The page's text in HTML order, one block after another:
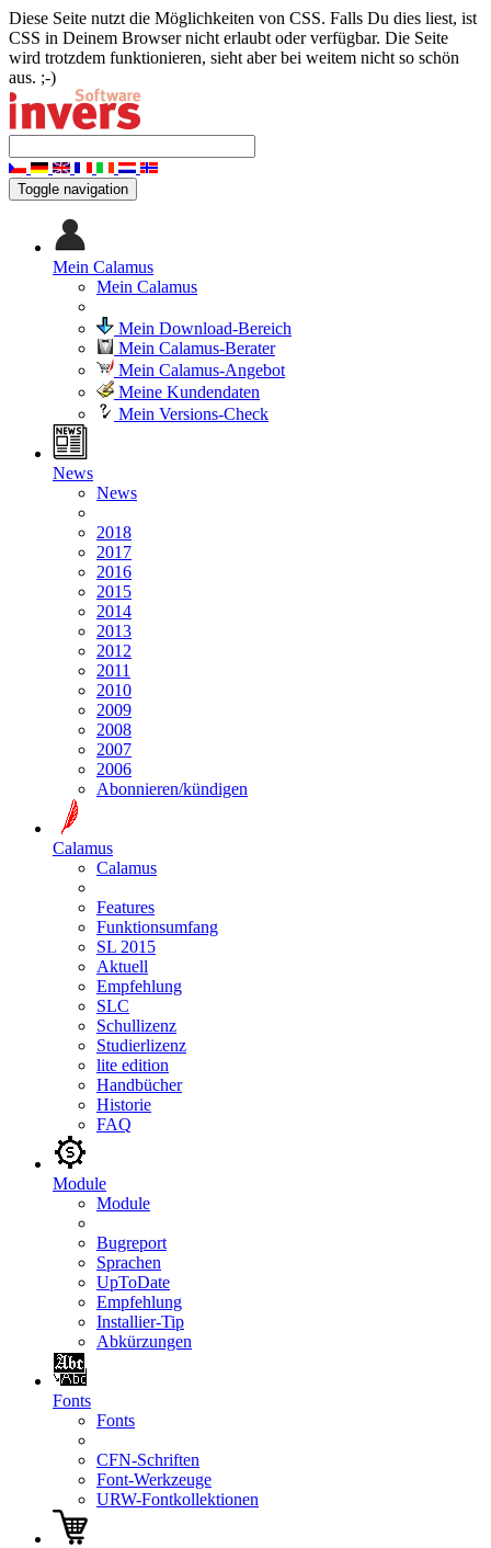
Diese Seite nutzt die Möglichkeiten von CSS. Falls Du dies liest, ist
CSS in Deinem Browser nicht erlaubt oder verfügbar. Die Seite
wird trotzdem funktionieren, sieht aber bei weitem nicht so schön
aus. ;-)
Toggle navigation
Mein Calamus
Mein Calamus
Mein Download-Bereich
Mein Calamus-Berater
Mein Calamus-Angebot
Meine Kundendaten
Mein Versions-Check
News
News
2018
2017
2016
2015
2014
2013
2012
2011
2010
2009
2008
2007
2006
Abonnieren/kündigen
Calamus
Calamus
Features
Funktionsumfang
SL 2015
Aktuell
Empfehlung
SLC
Schullizenz
Studierlizenz
lite edition
Handbücher
Historie
FAQ
Module
Module
Bugreport
Sprachen
UpToDate
Empfehlung
Installier-Tip
Abkürzungen
Fonts
Fonts
CFN-Schriften
Font-Werkzeuge
URW-Fontkollektionen